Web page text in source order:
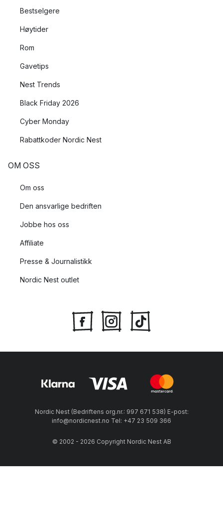
Bestselgere
Høytider
Rom
Gavetips
Nest Trends
Black Friday 2026
Cyber Monday
Rabattkoder Nordic Nest
OM OSS
Om oss
Den ansvarlige bedriften
Jobbe hos oss
Affiliate
Presse & Journalistikk
Nordic Nest outlet
Nordic Nest (Bedriftens org.nr.: 997 671 538) E-post:
info@nordicnest.no Tel: +47 23 509 366
© 2002 - 2026 Copyright Nordic Nest AB